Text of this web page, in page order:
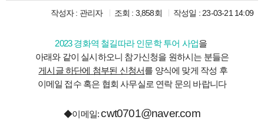
작성자 : 관리자 조회 : 3,858회 작성일 : 23-03-21 14:09
2023 경화역 철길따라 인문학 투어 사업을
아래와 같이 실시하오니 참가신청을 원하시는 분들은
게시글 하단에 첨부된 신청서를 양식에 맞게 작성 후
이메일 접수 혹은 협회 사무실로 연락 문의 바랍니다
◆이메일:cwt0701@naver.com